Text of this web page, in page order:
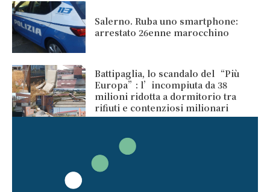
Salerno. Ruba uno smartphone:
arrestato 26enne marocchino
Battipaglia, lo scandalo del “Più
Europa”: l’incompiuta da 38
milioni ridotta a dormitorio tra
rifiuti e contenziosi milionari